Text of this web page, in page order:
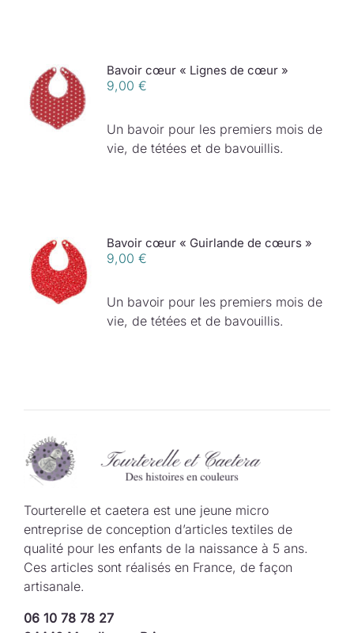
Bavoir cœur « Lignes de cœur »
9,00 €
Un bavoir pour les premiers mois de
vie, de tétées et de bavouillis.
Bavoir cœur « Guirlande de cœurs »
9,00 €
Un bavoir pour les premiers mois de
vie, de tétées et de bavouillis.
Tourterelle et caetera est une jeune micro
entreprise de conception d’articles textiles de
qualité pour les enfants de la naissance à 5 ans.
Ces articles sont réalisés en France, de façon
artisanale.
06 10 78 78 27